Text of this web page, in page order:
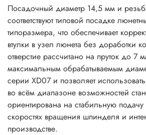
Посадочный диаметр 14,5 мм и
соответствуют типовой посадке
типоразмера, что обеспечивает
втулки в узел люнета без доработки
отверстие рассчитано на пруток до 7
максимальным обрабатываемым
серии XD07 и позволяет
во всём диапазоне возможностей
ориентирована на стабильную подачу
скоростях вращения шпинделя и
производстве.